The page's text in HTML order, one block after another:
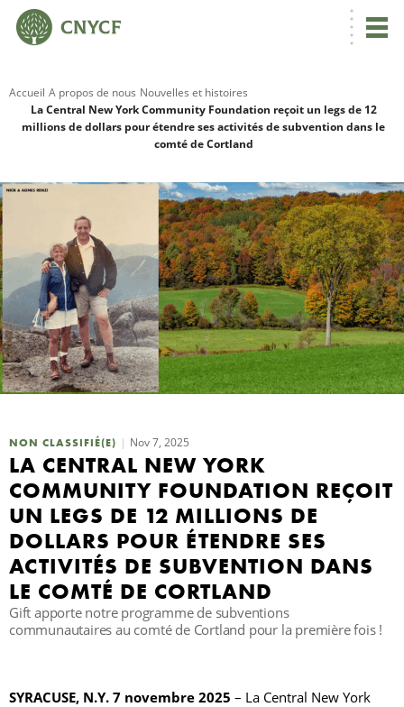
Accueil A propos de nous Nouvelles et histoires
La Central New York Community Foundation reçoit un legs de 12
millions de dollars pour étendre ses activités de subvention dans le
comté de Cortland
NON CLASSIFIÉ(E) Nov 7, 2025
LA CENTRAL NEW YORK
COMMUNITY FOUNDATION REÇOIT
UN LEGS DE 12 MILLIONS DE
DOLLARS POUR ÉTENDRE SES
ACTIVITÉS DE SUBVENTION DANS
LE COMTÉ DE CORTLAND
Gift apporte notre programme de subventions
communautaires au comté de Cortland pour la première fois !
SYRACUSE, N.Y. 7 novembre 2025 – La Central New York